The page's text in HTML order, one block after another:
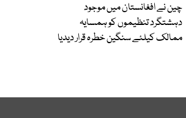
چین نے افغانستان میں موجود
دہشتگرد تنظیموں کو ہمسایہ
ممالک کیلئے سنگین خطرہ قرار دیدیا